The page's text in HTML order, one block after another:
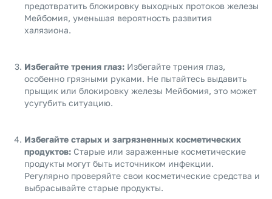
предотвратить блокировку выходных протоков железы
Мейбомия, уменьшая вероятность развития
халязиона.
Избегайте трения глаз: Избегайте трения глаз,
особенно грязными руками. Не пытайтесь выдавить
прыщик или блокировку железы Мейбомия, это может
усугубить ситуацию.
Избегайте старых и загрязненных косметических
продуктов: Старые или зараженные косметические
продукты могут быть источником инфекции.
Регулярно проверяйте свои косметические средства и
выбрасывайте старые продукты.